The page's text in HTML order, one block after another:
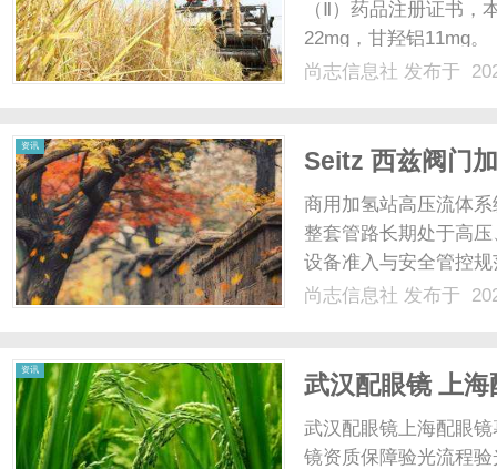
（Ⅱ）药品注册证书
22mg，甘羟铝11mg
2026S02608）。铝镁
尚志信息社 发布于
资讯
Seitz 西兹阀门
管控标准
商用加氢站高压流体
整套管路长期处于高
设备准入与安全管控
能与时序逻辑，均需
尚志信息社 发布于
资讯
武汉配眼镜 上海
武汉配眼镜上海配眼
镜资质保障验光流程